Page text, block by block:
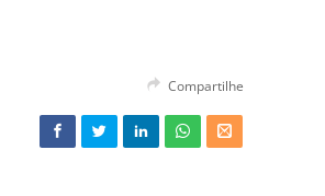
Compartilhe